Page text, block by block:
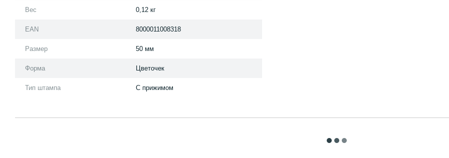
Вес 0,12 кг
EAN 8000011008318
Размер 50 мм
Форма Цветочек
Тип штампа С прижимом